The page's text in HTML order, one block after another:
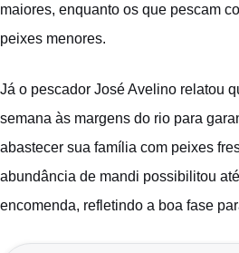
maiores, enquanto os que pescam
peixes menores.
Já o pescador José Avelino relatou
semana às margens do rio para
abastecer sua família com peixes
abundância de mandi possibilitou
encomenda, refletindo a boa fase